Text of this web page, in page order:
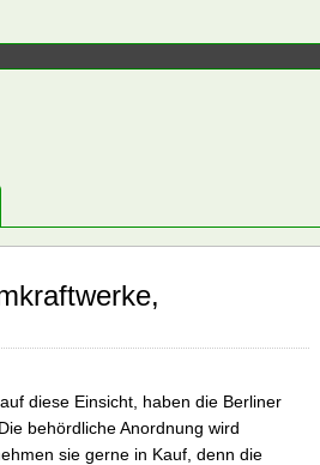
diese Einsicht, haben die Berliner
behördliche Anordnung wird
sie gerne in Kauf, denn die